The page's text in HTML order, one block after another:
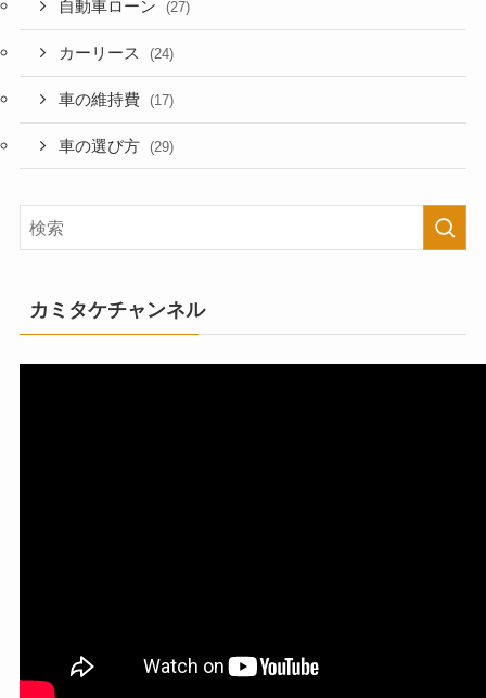
自動車ローン (27)
カーリース (24)
車の維持費 (17)
車の選び方 (29)
カミタケチャンネル